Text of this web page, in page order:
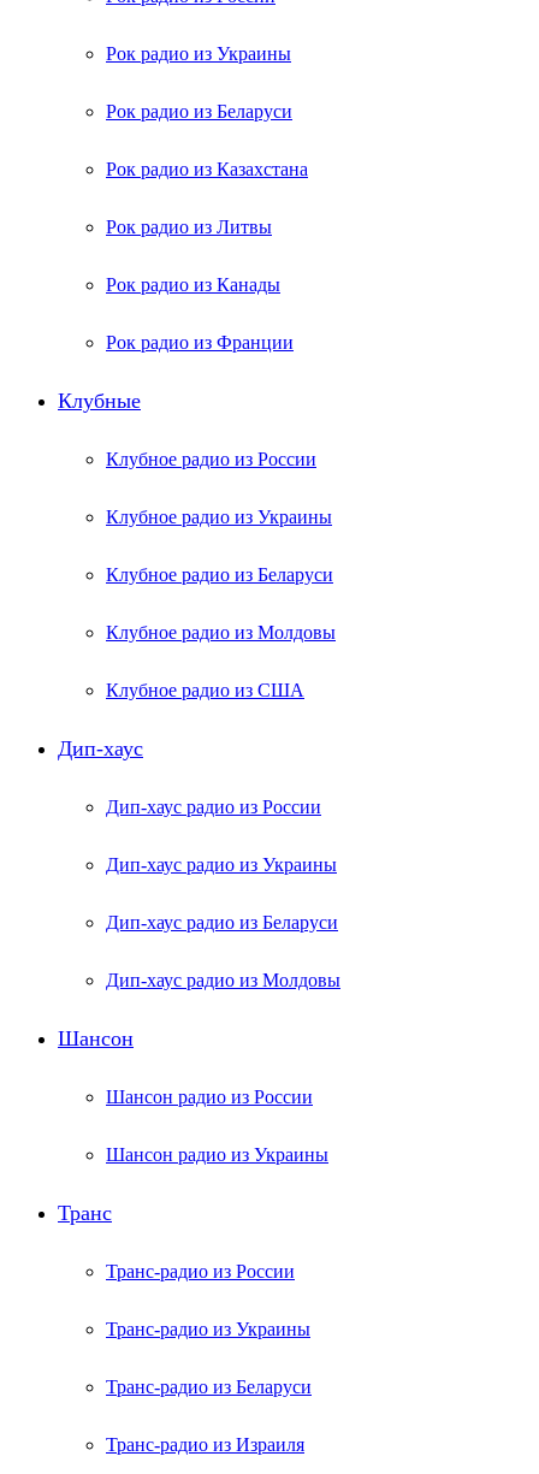
Рок радио из Украины
Рок радио из Беларуси
Рок радио из Казахстана
Рок радио из Литвы
Рок радио из Канады
Рок радио из Франции
Клубные
Клубное радио из России
Клубное радио из Украины
Клубное радио из Беларуси
Клубное радио из Молдовы
Клубное радио из США
Дип-хаус
Дип-хаус радио из России
Дип-хаус радио из Украины
Дип-хаус радио из Беларуси
Дип-хаус радио из Молдовы
Шансон
Шансон радио из России
Шансон радио из Украины
Транс
Транс-радио из России
Транс-радио из Украины
Транс-радио из Беларуси
Транс-радио из Израиля